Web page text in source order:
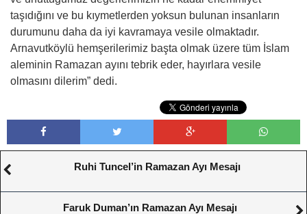
taşıdığını ve bu kıymetlerden yoksun bulunan insanların
durumunu daha da iyi kavramaya vesile olmaktadır.
Arnavutköylü hemşerilerimiz başta olmak üzere tüm İslam
aleminin Ramazan ayını tebrik eder, hayırlara vesile
olmasını dilerim” dedi.
Ruhi Tuncel’in Ramazan Ayı Mesajı
Faruk Duman’ın Ramazan Ayı Mesajı